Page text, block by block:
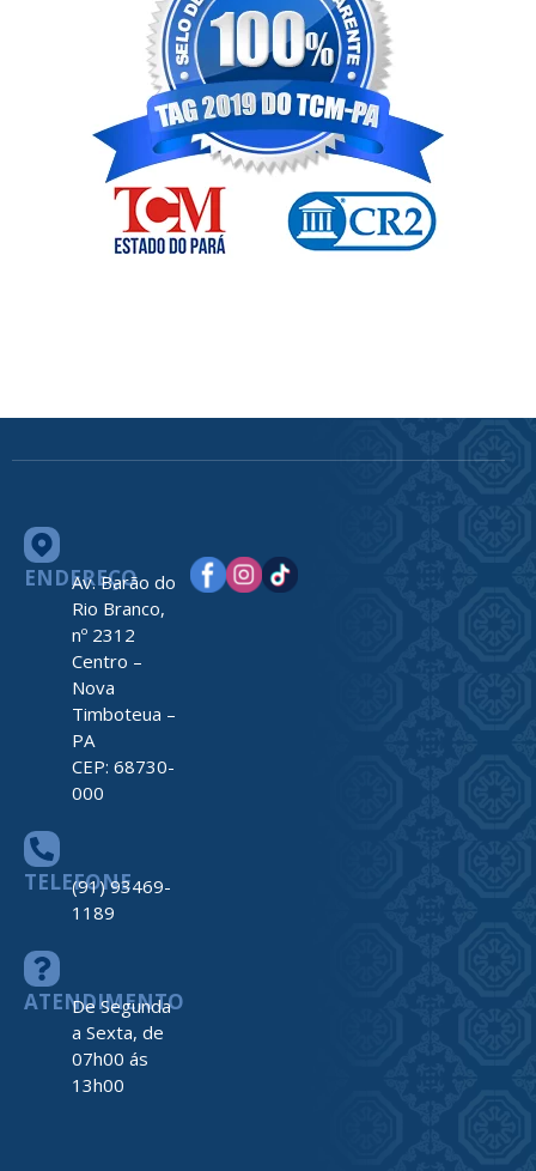
ENDEREÇO
Av. Barão do
Rio Branco,
nº 2312
Centro –
Nova
Timboteua –
PA
CEP: 68730-
000
TELEFONE
(91) 93469-
1189
ATENDIMENTO
De Segunda
a Sexta, de
07h00 ás
13h00